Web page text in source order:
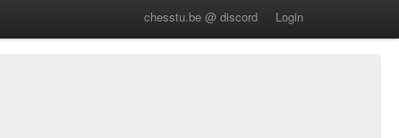
chesstu.be @ discord Login